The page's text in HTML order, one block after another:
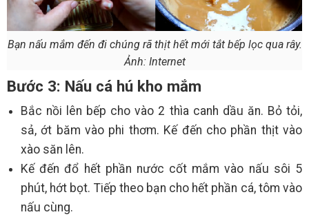
Bạn nấu mắm đến đi chúng rã thịt hết mới tắt bếp lọc qua rây.
Ảnh: Internet
Bước 3: Nấu cá hú kho mắm
Bắc nồi lên bếp cho vào 2 thìa canh dầu ăn. Bỏ tỏi,
sả, ớt băm vào phi thơm. Kế đến cho phần thịt vào
xào săn lên.
Kế đến đổ hết phần nước cốt mắm vào nấu sôi 5
phút, hớt bọt. Tiếp theo bạn cho hết phần cá, tôm vào
nấu cùng.